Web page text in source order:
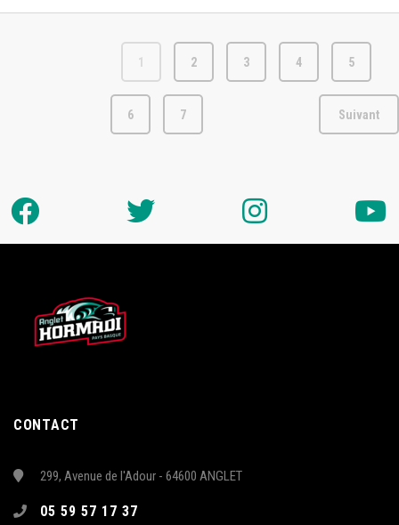
1 2 3 4 5
6 7 Suivant
CONTACT
299, Avenue de l'Adour - 64600 ANGLET
05 59 57 17 37